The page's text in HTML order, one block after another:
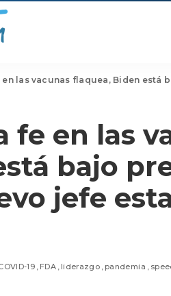
flaquea, Biden está bajo presión para
fe en las
bajo
jefe
19 FDA liderazgo pandemia